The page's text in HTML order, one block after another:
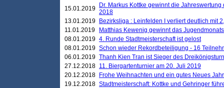
15.01.2019
Dr. Markus Kottke gewinnt die
2018
13.01.2019
Bezirksliga : Leinfelden I verliert deutlich mit
11.01.2019
Matthias Kewenig gewinnt das
08.01.2019 4. Runde Stadtmeisterschaft ist gelost
08.01.2019 Schon wieder Rekordbeteiligung - 16
06.01.2019 Thanh Kien Tran ist Sieger des
27.12.2018 11. Biergartenturnier am 20. Juli 2019
20.12.2018
Frohe Weihnachten und ein gutes Neues
19.12.2018 Stadtmeisterschaft: Kottke und Gehringer